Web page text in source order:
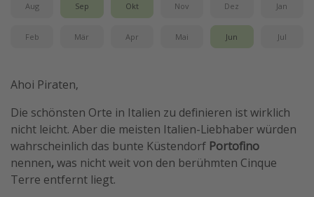
Hotels am Achensee
Reise Journal
Rundreisen in Thailand
Bahnreisen in der Schweiz
Reisepassfreie Reiseziele
Travel Know How
Aug Sep Okt Nov Dez Jan
Feb Mär Apr Mai Jun Jul
Ahoi Piraten,
Die schönsten Orte in Italien zu definieren ist wirklich
nicht leicht. Aber die meisten Italien-Liebhaber würden
wahrscheinlich das bunte Küstendorf Portofino
nennen, was nicht weit von den berühmten Cinque
Terre entfernt liegt.